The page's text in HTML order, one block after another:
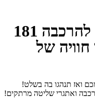
מכונית ספורט כחולה להרכבה 181
של
ואז תנהגו בה בשלט!
ואתגרי שליטה מרתקים!